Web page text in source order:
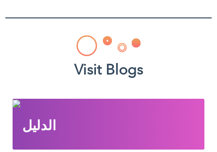
Visit Blogs
الدليل